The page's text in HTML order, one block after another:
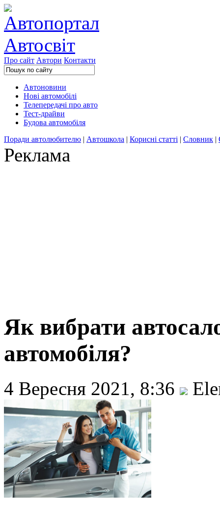
Про сайт Автори Контакти
Автоновини
Нові автомобілі
Телепередачі про авто
Тест-драйви
Будова автомобіля
Поради автолюбителю | Автошкола | Корисні статті | Словник |
Реклама
Як вибрати
автомобіля?
4 Вересня 2021, 8:36